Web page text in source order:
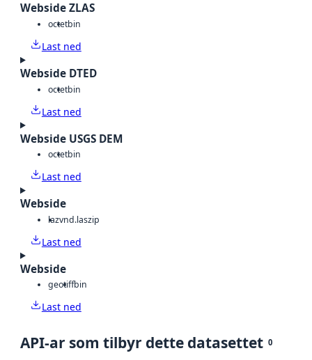
Webside ZLAS
octetbin
Last ned
Webside DTED
octetbin
Last ned
Webside USGS DEM
octetbin
Last ned
Webside
lazvnd.laszip
Last ned
Webside
geotiffbin
Last ned
API-ar som tilbyr dette datasettet 0